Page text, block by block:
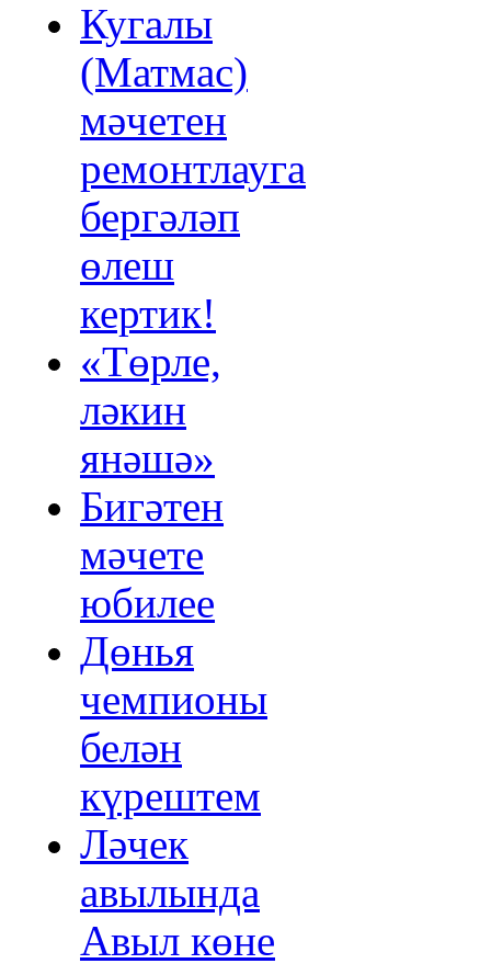
Кугалы
(Матмас)
мәчетен
ремонтлауга
бергәләп
өлеш
кертик!
«Төрле,
ләкин
янәшә»
Бигәтен
мәчете
юбилее
Дөнья
чемпионы
белән
күрештем
Ләчек
авылында
Авыл көне